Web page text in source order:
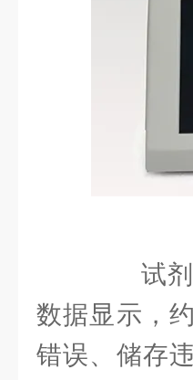
试剂
数据显示，
错误、储存